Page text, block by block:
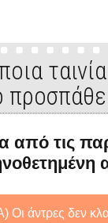
από τις